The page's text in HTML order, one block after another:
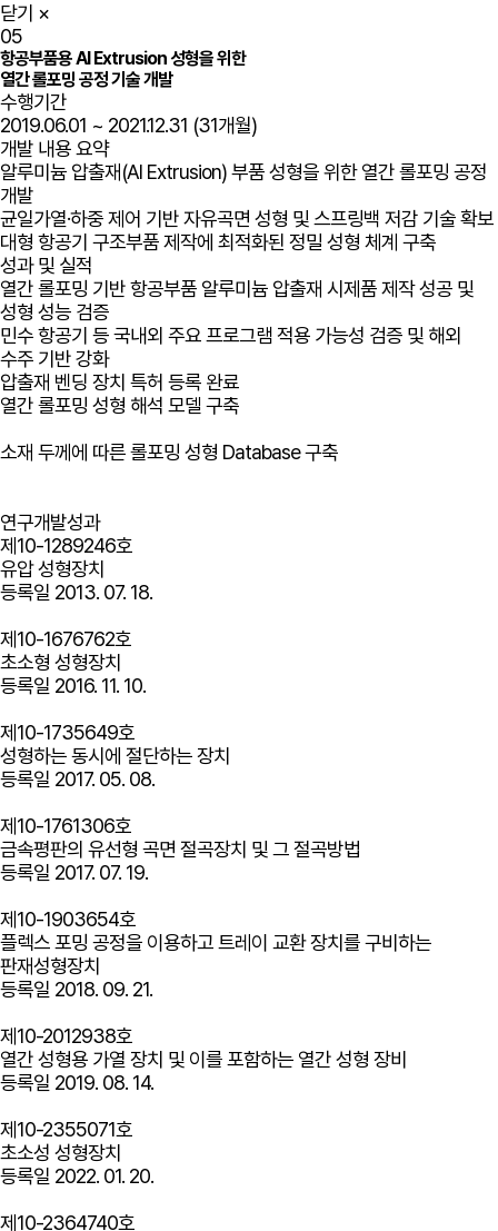
닫기 ×
05
항공부품용 Al Extrusion 성형을 위한
열간 롤포밍 공정 기술 개발
수행기간
2019.06.01 ~ 2021.12.31 (31개월)
개발 내용 요약
알루미늄 압출재(Al Extrusion) 부품 성형을 위한 열간 롤포밍 공정
개발
균일가열·하중 제어 기반 자유곡면 성형 및 스프링백 저감 기술 확보
대형 항공기 구조부품 제작에 최적화된 정밀 성형 체계 구축
성과 및 실적
열간 롤포밍 기반 항공부품 알루미늄 압출재 시제품 제작 성공 및
성형 성능 검증
민수 항공기 등 국내외 주요 프로그램 적용 가능성 검증 및 해외
수주 기반 강화
압출재 벤딩 장치 특허 등록 완료
열간 롤포밍 성형 해석 모델 구축
소재 두께에 따른 롤포밍 성형 Database 구축
연구개발성과
제10-1289246호
유압 성형장치
등록일 2013. 07. 18.
제10-1676762호
초소형 성형장치
등록일 2016. 11. 10.
제10-1735649호
성형하는 동시에 절단하는 장치
등록일 2017. 05. 08.
제10-1761306호
금속평판의 유선형 곡면 절곡장치 및 그 절곡방법
등록일 2017. 07. 19.
제10-1903654호
플렉스 포밍 공정을 이용하고 트레이 교환 장치를 구비하는
판재성형장치
등록일 2018. 09. 21.
제10-2012938호
열간 성형용 가열 장치 및 이를 포함하는 열간 성형 장비
등록일 2019. 08. 14.
제10-2355071호
초소성 성형장치
등록일 2022. 01. 20.
제10-2364740호